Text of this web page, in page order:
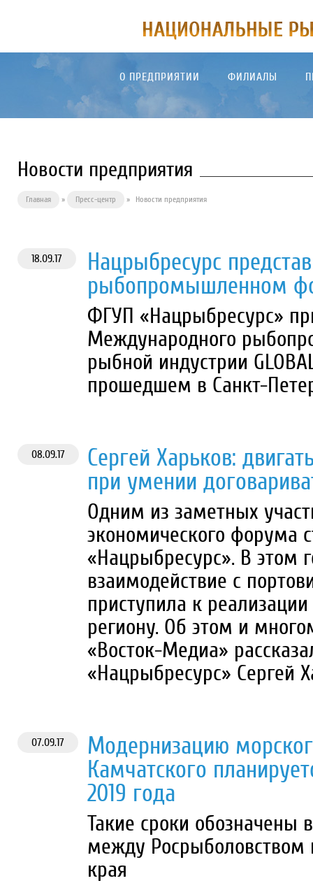
О ПРЕДПРИЯТИИ ФИЛИАЛЫ
Новости предприятия
Главная » Пресс-центр » Новости предприятия
18.09.17
Нацрыбресурс
рыбопромышленном
ФГУП «Нацрыбресурс»
Международного
рыбной индустрии GLOBAL
прошедшем в Санкт-
08.09.17
Сергей Харьков:
при умении
Одним из заметных
экономического форума
«Нацрыбресурс». В этом
взаимодействие с
приступила к
региону. Об этом и
«Восток-Медиа»
«Нацрыбресурс» Сергей
07.09.17
Модернизацию
Камчатского
2019 года
Такие сроки обозначены
между Росрыболовством
края